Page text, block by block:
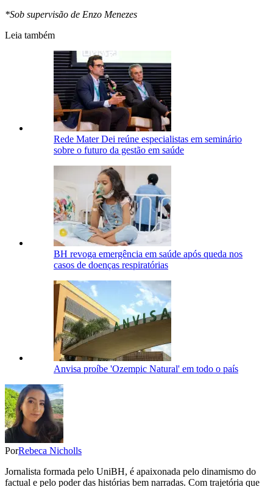
*Sob supervisão de Enzo Menezes
Leia também
Rede Mater Dei reúne especialistas em seminário
sobre o futuro da gestão em saúde
BH revoga emergência em saúde após queda nos
casos de doenças respiratórias
Anvisa proíbe 'Ozempic Natural' em todo o país
PorRebeca Nicholls
Jornalista formada pelo UniBH, é apaixonada pelo dinamismo do
factual e pelo poder das histórias bem narradas. Com trajetória que